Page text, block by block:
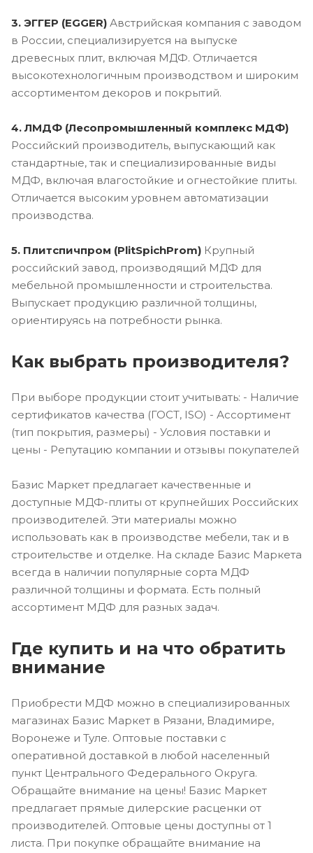
3. ЭГГЕР (EGGER) Австрийская компания с заводом
в России, специализируется на выпуске
древесных плит, включая МДФ. Отличается
высокотехнологичным производством и широким
ассортиментом декоров и покрытий.
4. ЛМДФ (Лесопромышленный комплекс МДФ)
Российский производитель, выпускающий как
стандартные, так и специализированные виды
МДФ, включая влагостойкие и огнестойкие плиты.
Отличается высоким уровнем автоматизации
производства.
5. Плитспичпром (PlitSpichProm) Крупный
российский завод, производящий МДФ для
мебельной промышленности и строительства.
Выпускает продукцию различной толщины,
ориентируясь на потребности рынка.
Как выбрать производителя?
При выборе продукции стоит учитывать: - Наличие
сертификатов качества (ГОСТ, ISO) - Ассортимент
(тип покрытия, размеры) - Условия поставки и
цены - Репутацию компании и отзывы покупателей
Базис Маркет предлагает качественные и
доступные МДФ-плиты от крупнейших Российских
производителей. Эти материалы можно
использовать как в производстве мебели, так и в
строительстве и отделке. На складе Базис Маркета
всегда в наличии популярные сорта МДФ
различной толщины и формата. Есть полный
ассортимент МДФ для разных задач.
Где купить и на что обратить
внимание
Приобрести МДФ можно в специализированных
магазинах Базис Маркет в Рязани, Владимире,
Воронеже и Туле. Оптовые поставки с
оперативной доставкой в любой населенный
пункт Центрального Федерального Округа.
Обращайте внимание на цены! Базис Маркет
предлагает прямые дилерские расценки от
производителей. Оптовые цены доступны от 1
листа. При покупке обращайте внимание на